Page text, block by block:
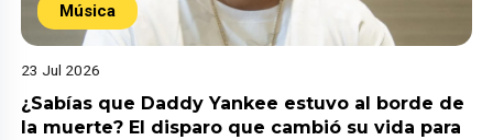
Música
23 Jul 2026
¿Sabías que Daddy Yankee estuvo al borde de
la muerte? El disparo que cambió su vida para